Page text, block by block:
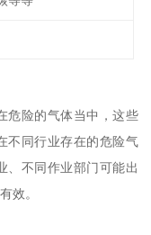
危险的气体当中，这些
不同行业存在的危险气
、不同作业部门可能出
效。